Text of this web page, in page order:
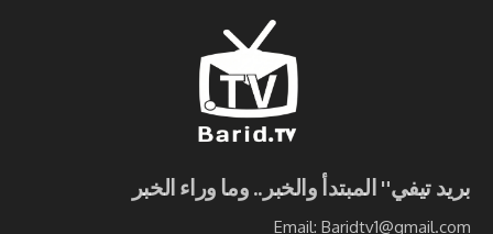
المبتدأ والخبر.. وما وراء الخبر
Email: